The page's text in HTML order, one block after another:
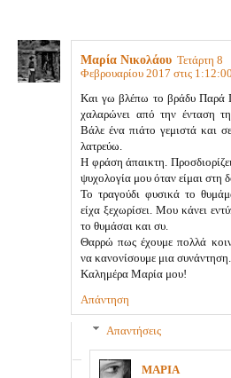
Μαρία Νικολάου Τετάρτη 8
Φεβρουαρίου 2017 στις
Και γω βλέπω το βράδυ Παρά
χαλαρώνει από την ένταση
Βάλε ένα πιάτο γεμιστά και
λατρεύω.
Η φράση άπαικτη.
ψυχολογία μου όταν είμαι στη
Το τραγούδι φυσικά το
είχα ξεχωρίσει. Μου κάνει
το θυμάσαι και συ.
Θαρρώ πως έχουμε πολλά
να κανονίσουμε μια συνάντηση.
Καλημέρα Μαρία μου!
Απάντηση
Απαντήσεις
ΜΑΡΙΑ